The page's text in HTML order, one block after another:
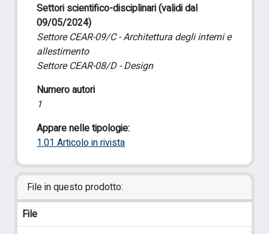
Settori scientifico-disciplinari (validi dal
09/05/2024)
Settore CEAR-09/C - Architettura degli interni e
allestimento
Settore CEAR-08/D - Design
Numero autori
1
Appare nelle tipologie:
1.01 Articolo in rivista
File in questo prodotto:
File